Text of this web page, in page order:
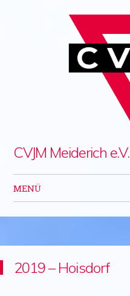
CVJM Meiderich e.V.
MENÜ
2019 – Hoisdorf